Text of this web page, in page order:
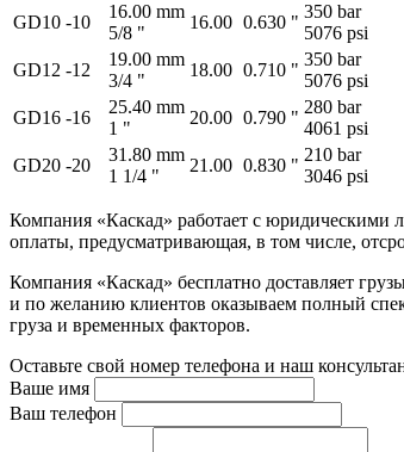
GD10 -10
16.00 mm
5/8 "
16.00 0.630 "
350 bar
5076 psi
GD12 -12
19.00 mm
3/4 "
18.00 0.710 "
350 bar
5076 psi
GD16 -16
25.40 mm
1 "
20.00 0.790 "
280 bar
4061 psi
GD20 -20
31.80 mm
1 1/4 "
21.00 0.830 "
210 bar
3046 psi
Компания «Каскад» работает с юридическими
оплаты, предусматривающая, в том числе,
Компания «Каскад» бесплатно доставляет
и по желанию клиентов оказываем полный
груза и временных факторов.
Оставьте свой номер телефона и наш
Ваше имя
Ваш телефон